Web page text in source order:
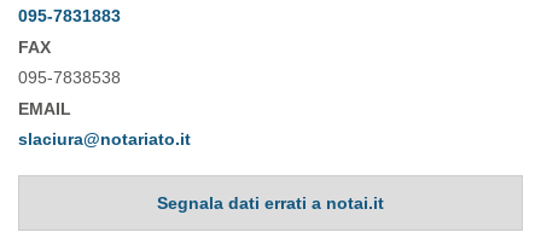
095-7831883
FAX
095-7838538
EMAIL
slaciura@notariato.it
Segnala dati errati a notai.it